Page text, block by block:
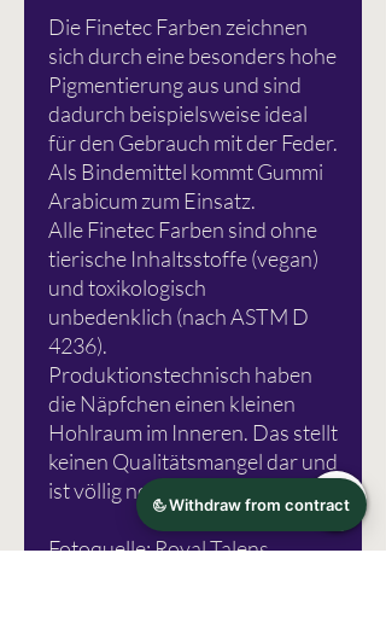
Die Finetec Farben zeichnen
sich durch eine besonders hohe
Pigmentierung aus und sind
dadurch beispielsweise ideal
für den Gebrauch mit der Feder.
Als Bindemittel kommt Gummi
Arabicum zum Einsatz.
Alle Finetec Farben sind ohne
tierische Inhaltsstoffe (vegan)
und toxikologisch
unbedenklich (nach ASTM D
4236).
Produktionstechnisch haben
die Näpfchen einen kleinen
Hohlraum im Inneren. Das stellt
keinen Qualitätsmangel dar und
ist völlig normal.
Fotoquelle: Royal Talens